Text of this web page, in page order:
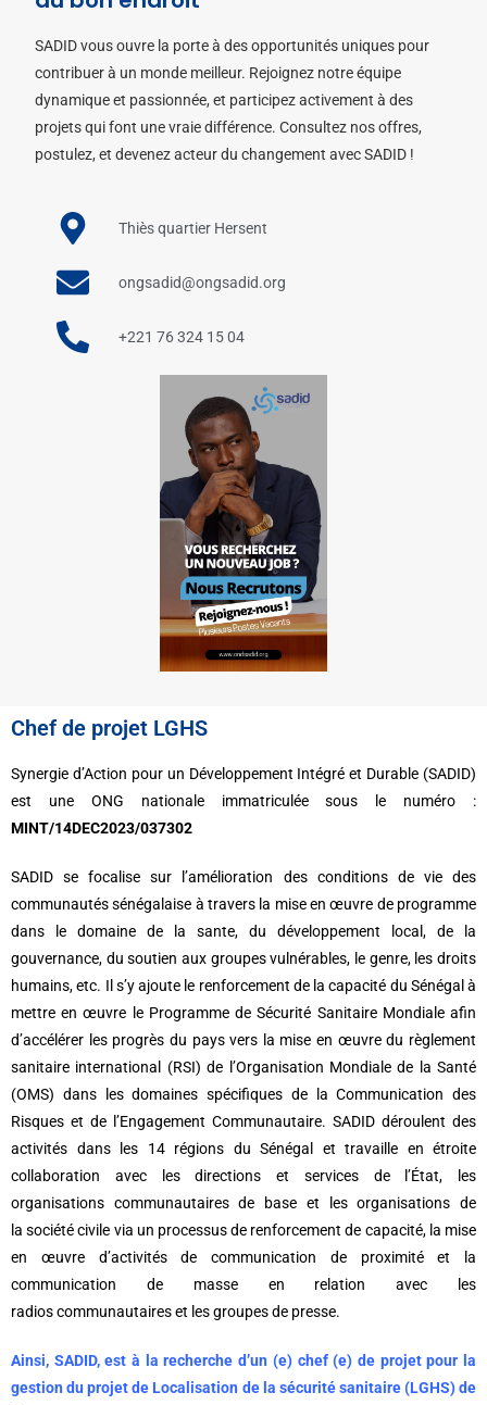
SADID vous ouvre la porte à des opportunités uniques pour
contribuer à un monde meilleur. Rejoignez notre équipe
dynamique et passionnée, et participez activement à des
projets qui font une vraie différence. Consultez nos offres,
postulez, et devenez acteur du changement avec SADID !
Thiès quartier Hersent
ongsadid@ongsadid.org
+221 76 324 15 04
Chef de projet LGHS
Synergie d’Action pour un Développement Intégré et Durable (SADID)
est une ONG nationale immatriculée sous le numéro :
MINT/14DEC2023/037302
SADID se focalise sur l’amélioration des conditions de vie des
communautés sénégalaise à travers la mise en œuvre de programme
dans le domaine de la sante, du développement local, de la
gouvernance, du soutien aux groupes vulnérables, le genre, les droits
humains, etc. I l s’y ajoute le renforcement de la capacité du Sénégal à
mettre en œuvre le Programme de Sécurité Sanitaire Mondiale afin
d’accélérer les progrès du pays vers la mise en œuvre du règlement
sanitaire international (RSI) de l’Organisation Mondiale de la Santé
(OMS) dans les domaines spécifiques de laCommunication des
Risques et de l’Engagement Communautaire. SADID déroulent des
activités dans les 14 régions du Sénégal et travaille en étroite
collaboration avec
les directions et services de l’État, les
organisations communautaires de base et les organisations de
lasociété civile via un processus de renforcement de capacité, la mise
en œuvre d’activités de communication de proximité et la
communication de masse en relation avec les
radioscommunautaires et les groupes de presse.
Ainsi, SADID, est à la recherche d’un (e) chef (e) de projet pour la
gestion du projet de Localisation de la sécurité sanitaire (LGHS) de